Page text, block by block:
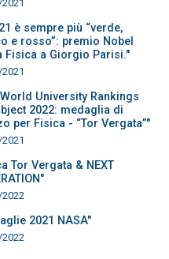
è sempre più “verde,
e rosso”: premio Nobel
Fisica a Giorgio Parisi."
World University Rankings
2022: medaglia di
per Fisica - “Tor Vergata”"
Tor Vergata & NEXT
2021 NASA"